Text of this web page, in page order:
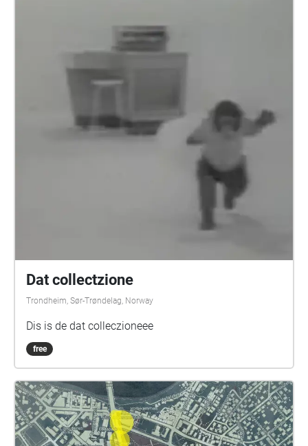
Dat collectzione
Trondheim, Sør-Trøndelag, Norway
Dis is de dat colleczioneee
free